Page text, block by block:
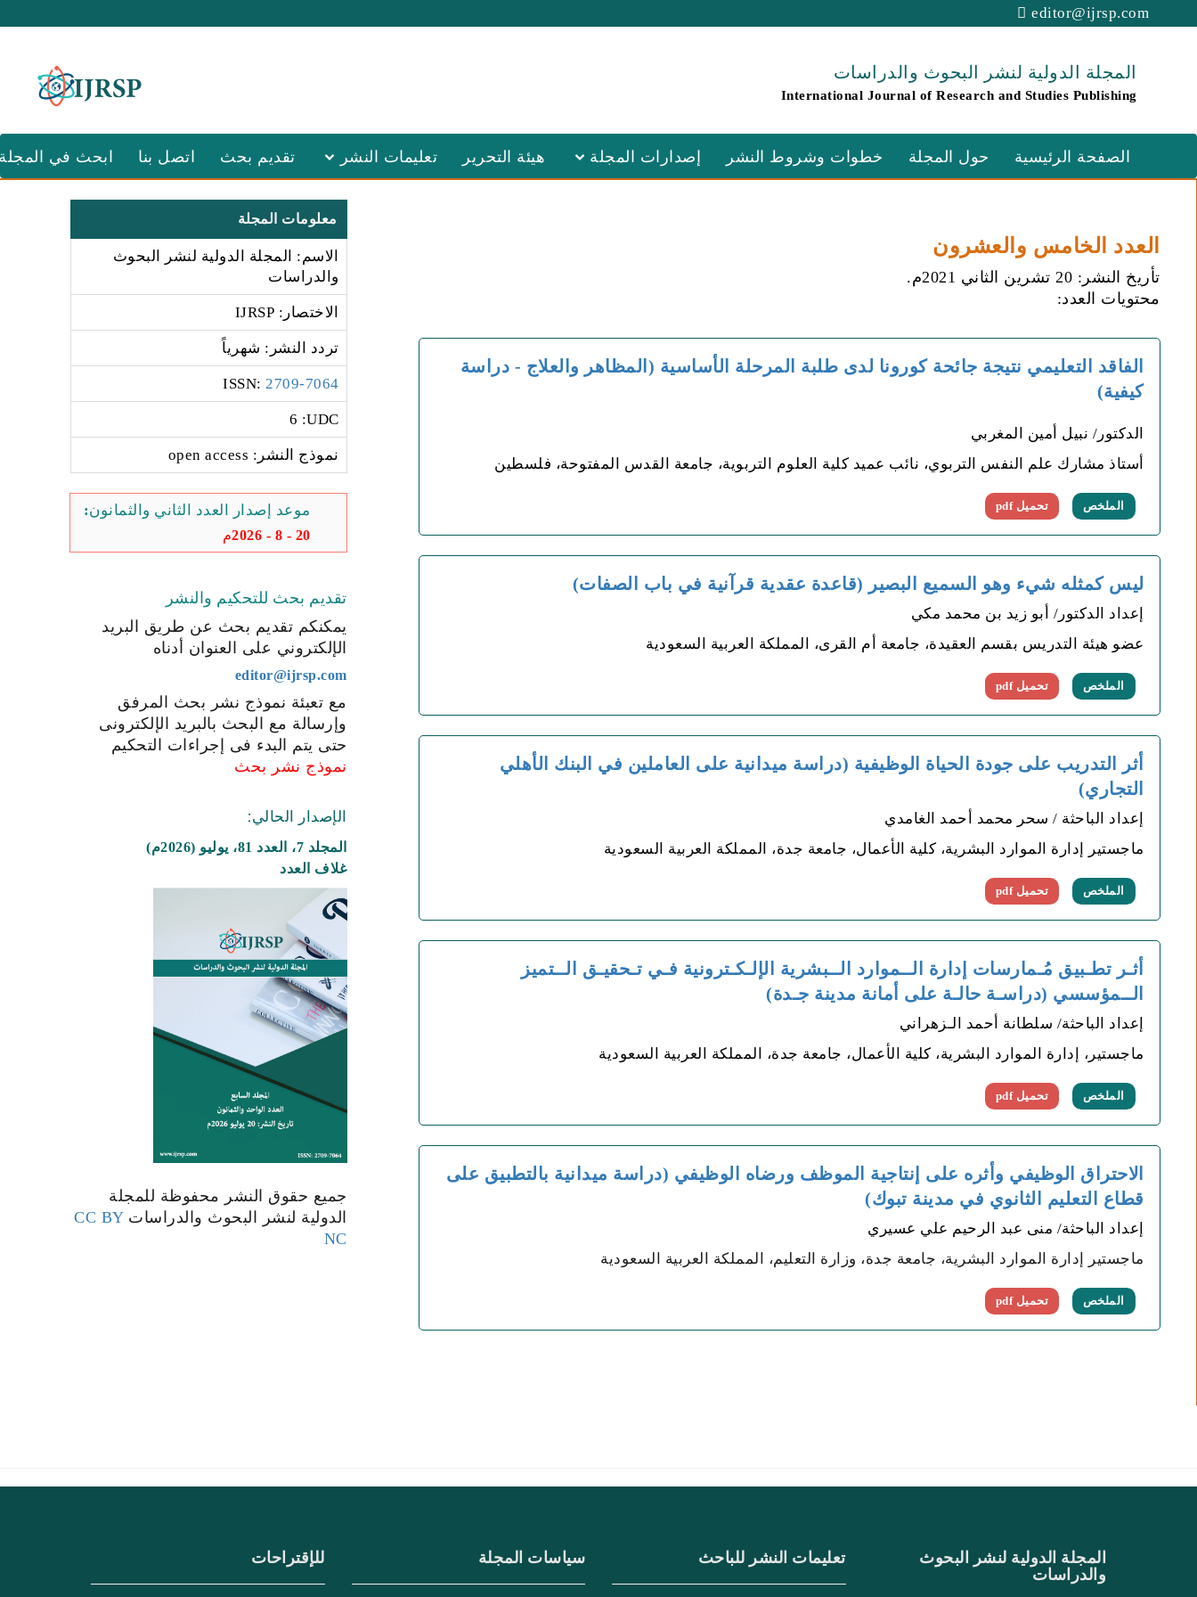
editor@ijrsp.com
المجلة الدولية لنشر البحوث والدراسات
International Journal of Research and Studies Publishing
الصفحة الرئيسية حول المجلة خطوات وشروط النشر إصدارات المجلة هيئة التحرير تعليمات النشر تقديم بحث اتصل بنا ابحث في
العدد الخامس والعشرون
تأريخ النشر: 20 تشرين الثاني 2021م.
محتويات العدد:
الفاقد التعليمي نتيجة جائحة كورونا لدى طلبة المرحلة الأساسية (المظاهر والعلاج - دراسة
كيفية)
الدكتور/ نبيل أمين المغربي
أستاذ مشارك علم النفس التربوي، نائب عميد كلية العلوم التربوية، جامعة القدس المفتوحة، فلسطين
الملخص تحميل pdf
ليس كمثله شيء وهو السميع البصير (قاعدة عقدية قرآنية في باب الصفات)
إعداد الدكتور/ أبو زيد بن محمد مكي
عضو هيئة التدريس بقسم العقيدة، جامعة أم القرى، المملكة العربية السعودية
الملخص تحميل pdf
أثر التدريب على جودة الحياة الوظيفية (دراسة ميدانية على العاملين في البنك الأهلي
التجاري)
إعداد الباحثة / سحر محمد أحمد الغامدي
ماجستير إدارة الموارد البشرية، كلية الأعمال، جامعة جدة، المملكة العربية السعودية
الملخص تحميل pdf
أثـر تطـبيق مُـمارسات إدارة الــموارد الــبشرية الإلـكـترونية فـي تـحقيـق الــتميز
الــمؤسسي (دراسـة حالـة على أمانة مدينة جـدة)
إعداد الباحثة/ سلطانة أحمد الـزهراني
ماجستير، إدارة الموارد البشرية، كلية الأعمال، جامعة جدة، المملكة العربية السعودية
الملخص تحميل pdf
الاحتراق الوظيفي وأثره على إنتاجية الموظف ورضاه الوظيفي (دراسة ميدانية بالتطبيق على
قطاع التعليم الثانوي في مدينة تبوك)
إعداد الباحثة/ منى عبد الرحيم علي عسيري
ماجستير إدارة الموارد البشرية، جامعة جدة، وزارة التعليم، المملكة العربية السعودية
الملخص تحميل pdf
معلومات المجلة
الاسم: المجلة الدولية لنشر البحوث
والدراسات
الاختصار: IJRSP
تردد النشر: شهرياً
2709-7064
:ISSN
6 :UDC
نموذج النشر: open access
موعد إصدار العدد الثاني والثمانون:
20 - 8 - 2026م
تقديم بحث للتحكيم والنشر
يمكنكم تقديم بحث عن طريق البريد
الإلكتروني على العنوان أدناه
editor@ijrsp.com
مع تعبئة نموذج نشر بحث المرفق
وإرسالة مع البحث بالبريد الإلكترونى
حتى يتم البدء فى إجراءات التحكيم
نموذج نشر بحث
الإصدار الحالي:
المجلد 7، العدد 81، يوليو (2026م)
غلاف العدد
جميع حقوق النشر محفوظة للمجلة
الدولية لنشر البحوث والدراساتCC BY
NC
المجلة الدولية لنشر البحوث
والدراسات
تعليمات النشر للباحث سياسات المجلة للإقتراحات